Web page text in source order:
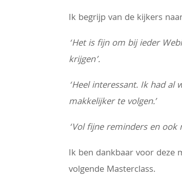
Ik begrijp van de kijkers
‘Het is fijn om bij ieder
krijgen’.
‘Heel interessant. Ik had
makkelijker te volgen.’
‘Vol fijne reminders en ook
Ik ben dankbaar voor deze
volgende Masterclass.